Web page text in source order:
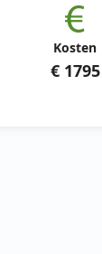
Kosten
€ 1795